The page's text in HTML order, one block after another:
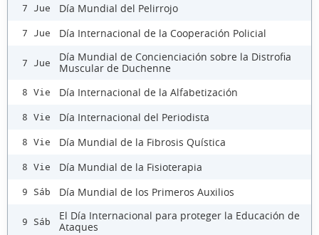
7 Jue Día Mundial del Pelirrojo
7 Jue Día Internacional de la Cooperación Policial
7 Jue
Día Mundial de Concienciación sobre la Distrofia
Muscular de Duchenne
8 Vie Día Internacional de la Alfabetización
8 Vie Día Internacional del Periodista
8 Vie Día Mundial de la Fibrosis Quística
8 Vie Día Mundial de la Fisioterapia
9 Sáb Día Mundial de los Primeros Auxilios
9 Sáb
El Día Internacional para proteger la Educación de
Ataques